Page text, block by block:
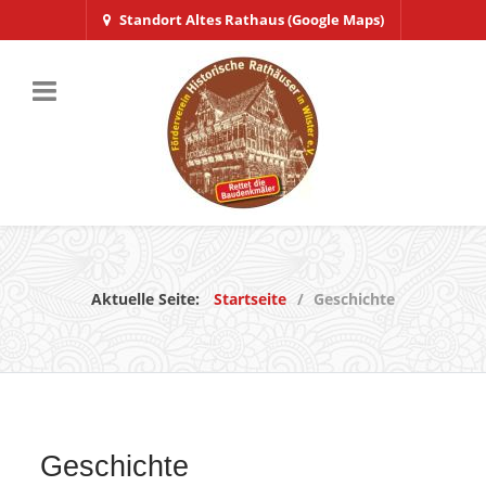
Standort Altes Rathaus (Google Maps)
Aktuelle Seite: Startseite Geschichte
Geschichte